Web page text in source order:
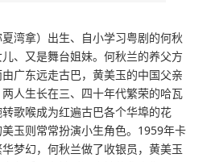
湾拿）出生、自小学习粤剧的何秋
、又是舞台姐妹。何秋兰的养父方
广东远走古巴，黄美玉的中国父亲
人生长在三、四十年代繁荣的哈瓦
歌喉成为红遍古巴各个华埠的花
玉则常常扮演小生角色。1959年卡
梦幻，何秋兰做了收银员，黄美玉